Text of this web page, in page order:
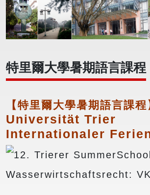
特里爾大學暑期語言課程
【特里爾大學暑期語言課程
Universität Trier
Internationaler